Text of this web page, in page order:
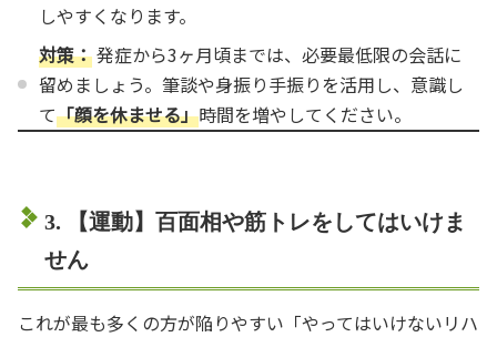
しやすくなります。
対策：発症から3ヶ月頃までは、必要最低限の会話に
留めましょう。筆談や身振り手振りを活用し、意識し
て「顔を休ませる」時間を増やしてください。
3. 【運動】百面相や筋トレをしてはいけま
せん
これが最も多くの方が陥りやすい「やってはいけないリハ